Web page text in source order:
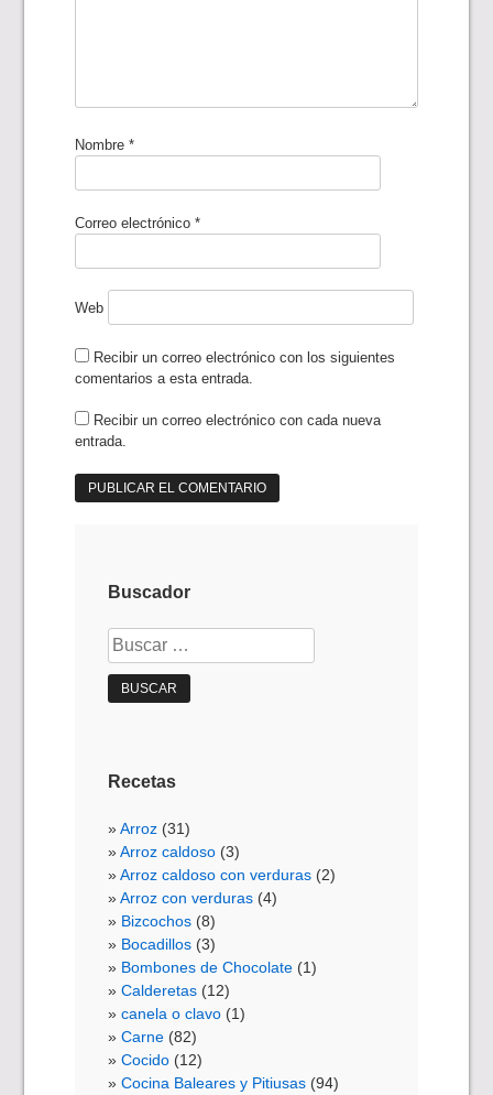
Nombre*
Correo electrónico*
Web
Recibir un correo electrónico con los siguientes
comentarios a esta entrada.
Recibir un correo electrónico con cada nueva
entrada.
Buscador
Buscar:
Recetas
Arroz (31)
Arroz caldoso (3)
Arroz caldoso con verduras (2)
Arroz con verduras (4)
Bizcochos (8)
Bocadillos (3)
Bombones de Chocolate (1)
Calderetas (12)
canela o clavo (1)
Carne (82)
Cocido (12)
Cocina Baleares y Pitiusas (94)